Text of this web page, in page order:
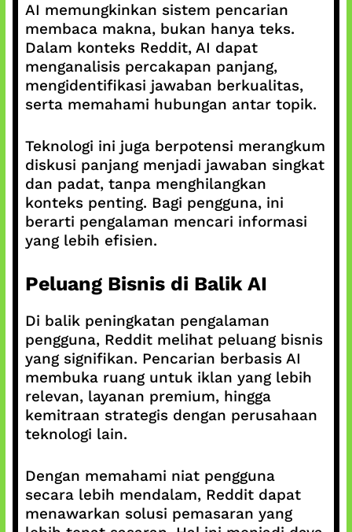
AI memungkinkan sistem pencarian
membaca makna, bukan hanya teks.
Dalam konteks Reddit, AI dapat
menganalisis percakapan panjang,
mengidentifikasi jawaban berkualitas,
serta memahami hubungan antar topik.
Teknologi ini juga berpotensi merangkum
diskusi panjang menjadi jawaban singkat
dan padat, tanpa menghilangkan
konteks penting. Bagi pengguna, ini
berarti pengalaman mencari informasi
yang lebih efisien.
Peluang Bisnis di Balik AI
Di balik peningkatan pengalaman
pengguna, Reddit melihat peluang bisnis
yang signifikan. Pencarian berbasis AI
membuka ruang untuk iklan yang lebih
relevan, layanan premium, hingga
kemitraan strategis dengan perusahaan
teknologi lain.
Dengan memahami niat pengguna
secara lebih mendalam, Reddit dapat
menawarkan solusi pemasaran yang